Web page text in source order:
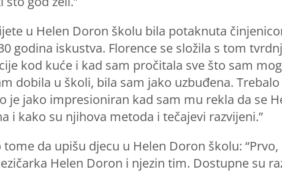
u Helen Doron školu bila potaknuta
godina iskustva. Florence se složila s tom
kod kuće i kad sam pročitala sve što sam
dobila u školi, bila sam jako uzbuđena.
jako impresioniran kad sam mu rekla da se
i kako su njihova metoda i tečajevi razvijeni.”
da upišu djecu u Helen Doron školu: “Prvo,
Helen Doron i njezin tim. Dostupne su